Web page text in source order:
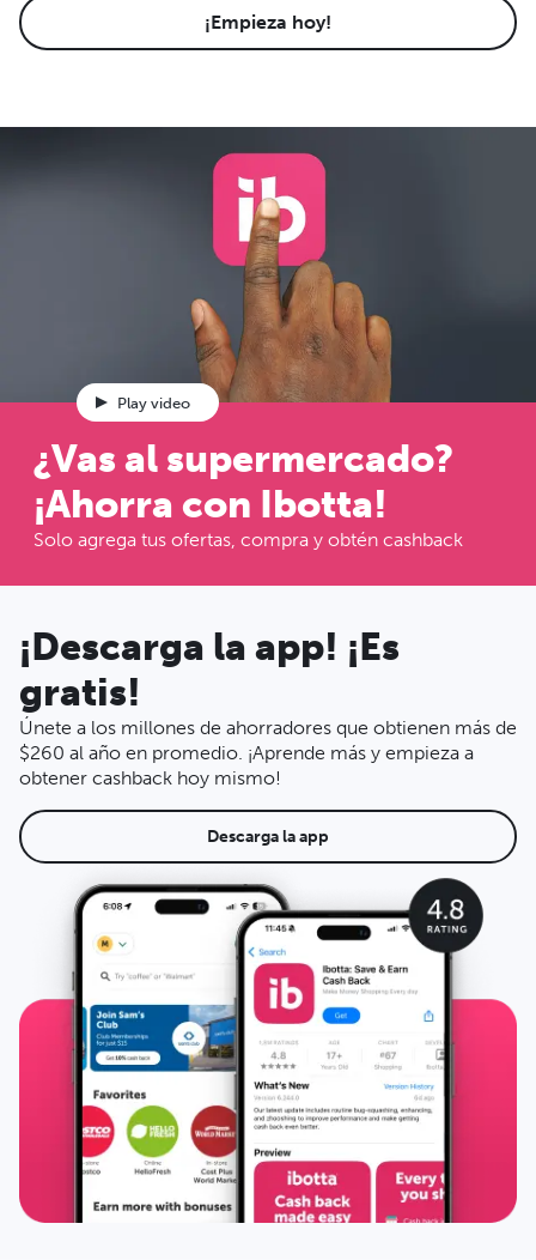
¡Empieza hoy!
¿Vas al supermercado?
¡Ahorra con Ibotta!
Solo agrega tus ofertas, compra y obtén cashback
Play video
¡Descarga la app! ¡Es
gratis!
Únete a los millones de ahorradores que obtienen más de
$260 al año en promedio. ¡Aprende más y empieza a
obtener cashback hoy mismo!
Descarga la app